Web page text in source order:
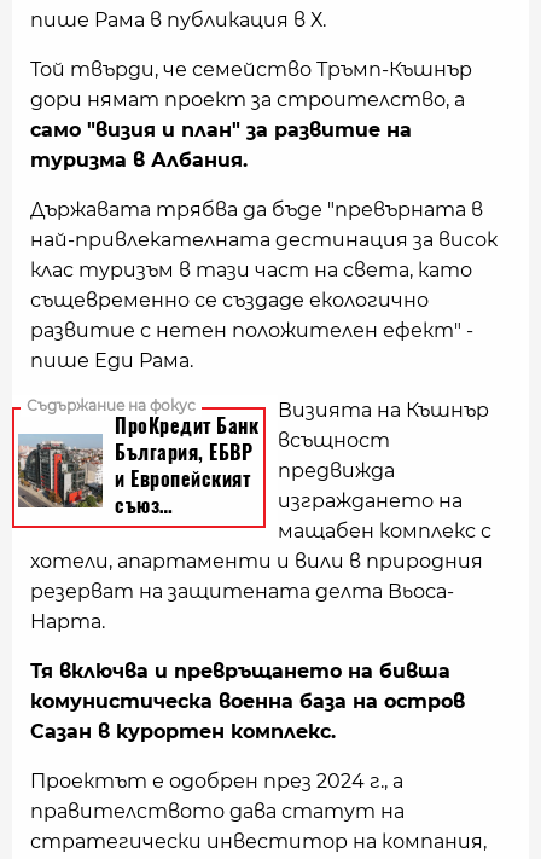
пише Рама в публикация в Х.
Той твърди, че семейство Тръмп-Къшнър
дори нямат проект за строителство, а
само "визия и план" за развитие на
туризма в Албания.
Държавата трябва да бъде "превърната в
най-привлекателната дестинация за висок
клас туризъм в тази част на света, като
същевременно се създаде екологично
развитие с нетен положителен ефект" -
пише Еди Рама.
Визията на Къшнър
всъщност
предвижда
изграждането на
мащабен комплекс с
хотели, апартаменти и вили в природния
резерват на защитената делта Вьоса-
Нарта.
Тя включва и превръщането на бивша
комунистическа военна база на остров
Сазан в курортен комплекс.
Проектът е одобрен през 2024 г., а
правителството дава статут на
стратегически инвеститор на компания,